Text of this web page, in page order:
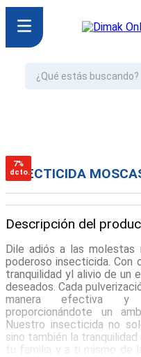
7%
dcto.
INSECTICIDA
Descripción del
Dile adiós a las molestas
poderoso insecticida. Con
tranquilidad yl alivio de un
deseados. Cada
manera efectiva y
proporcionándote un
Nuestro insecticida no
sino también la
tu familia y a ti mismo de
3.
confort
4.
omo
5
galletas
6.
aceite
7 .
azucar
8.
mayonesa
9.
nova
10
harina